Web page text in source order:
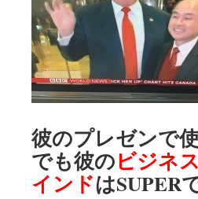
彼のプレゼンで
でも彼のビジネ
インドはSUPER